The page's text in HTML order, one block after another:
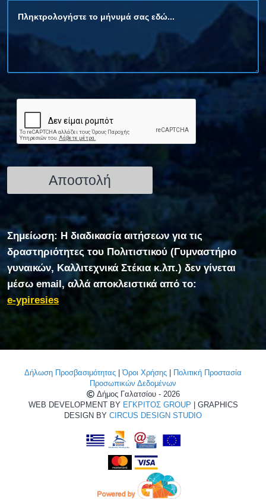
Σημείωση: Η διαδικασία αιτήσεων για τις
δραστηριότητες του Πολιτιστικού (Γυμναστήριο
γυναικών, Καλλιτεχνικά Στέκια κ.λπ.) δεν γίνεται
μέσω email, αλλά αποκλειστικά από το:
e-ypiresies
Δήλωση Προσβασιμότητας |Όροι Χρήσης
Πολιτική Προστασία
Προσωπικών Δεδομένων
Δήμος Γαλατσίου - 2026
WEB DEVELOPMENT BY ΕΓΚΡΙΤΟΣ GROUP | GRAPHICS
DESIGN BY CIRCUS DESIGN STUDIO